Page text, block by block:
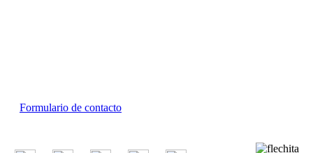
Formulario de contacto